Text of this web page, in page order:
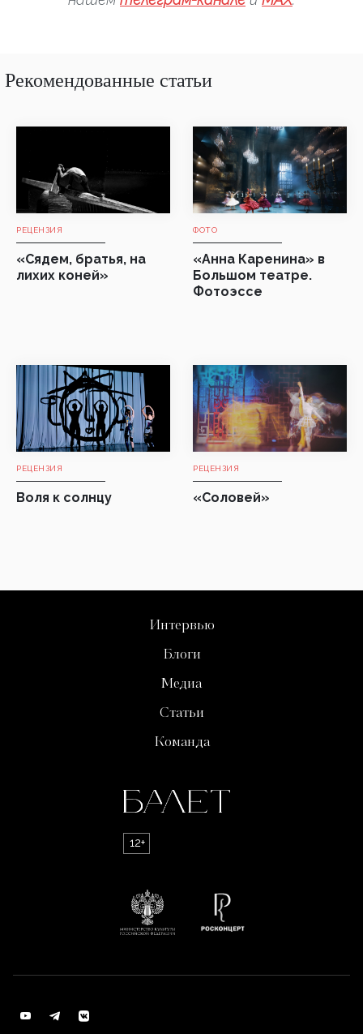
Рекомендованные статьи
РЕЦЕНЗИЯ
«Сядем, братья, на
лихих коней»
ФОТО
«Анна Каренина» в
Большом театре.
Фотоэссе
РЕЦЕНЗИЯ
Воля к солнцу
РЕЦЕНЗИЯ
«Соловей»
Интервью
Блоги
Медиа
Статьи
Команда
12+